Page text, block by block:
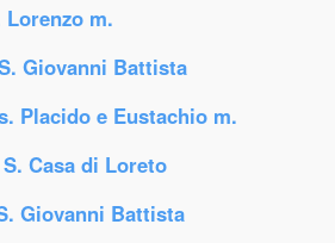
m.
Giovanni Battista
Placido e Eustachio m.
Casa di Loreto
Giovanni Battista